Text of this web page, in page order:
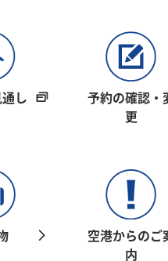
し
予約の確認・
更
空港からのご
内